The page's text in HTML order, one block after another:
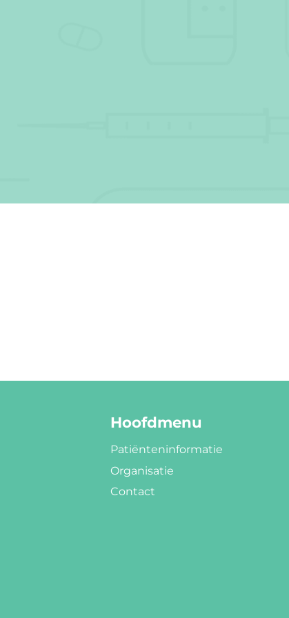
Hoofdmenu
Patiënteninformatie
Organisatie
Contact